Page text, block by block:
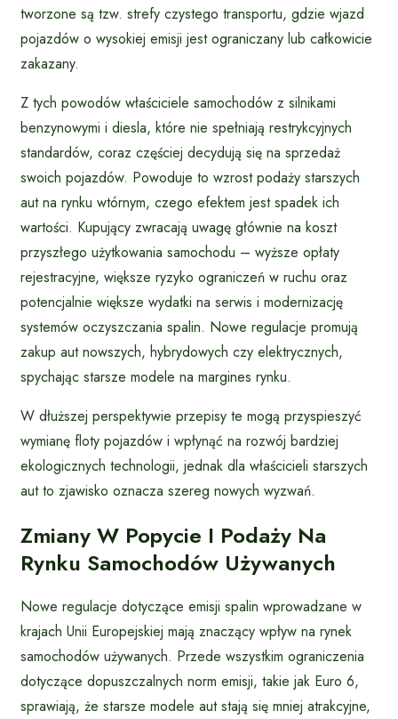
tworzone są tzw. strefy czystego transportu, gdzie wjazd
pojazdów o wysokiej emisji jest ograniczany lub całkowicie
zakazany.
Z tych powodów właściciele samochodów z silnikami
benzynowymi i diesla, które nie spełniają restrykcyjnych
standardów, coraz częściej decydują się na sprzedaż
swoich pojazdów. Powoduje to wzrost podaży starszych
aut na rynku wtórnym, czego efektem jest spadek ich
wartości. Kupujący zwracają uwagę głównie na koszt
przyszłego użytkowania samochodu – wyższe opłaty
rejestracyjne, większe ryzyko ograniczeń w ruchu oraz
potencjalnie większe wydatki na serwis i modernizację
systemów oczyszczania spalin. Nowe regulacje promują
zakup aut nowszych, hybrydowych czy elektrycznych,
spychając starsze modele na margines rynku.
W dłuższej perspektywie przepisy te mogą przyspieszyć
wymianę floty pojazdów i wpłynąć na rozwój bardziej
ekologicznych technologii, jednak dla właścicieli starszych
aut to zjawisko oznacza szereg nowych wyzwań.
Zmiany W Popycie I Podaży Na
Rynku Samochodów Używanych
Nowe regulacje dotyczące emisji spalin wprowadzane w
krajach Unii Europejskiej mają znaczący wpływ na rynek
samochodów używanych. Przede wszystkim ograniczenia
dotyczące dopuszczalnych norm emisji, takie jak Euro 6,
sprawiają, że starsze modele aut stają się mniej atrakcyjne,